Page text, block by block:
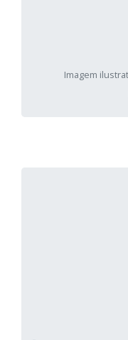
Imagem